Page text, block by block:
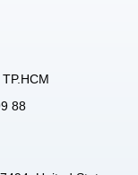
88